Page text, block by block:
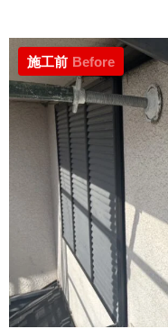
施工前 Before